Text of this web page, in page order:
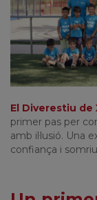
El Diverestiu de
primer pas per
amb il·lusió. Una
confiança i